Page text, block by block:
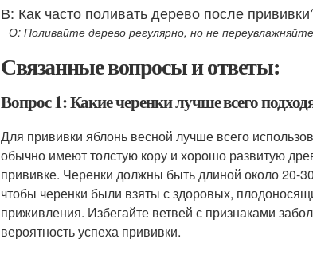
В: Как часто поливать дерево после
О: Поливайте дерево регулярно, но не
Связанные вопросы и ответы:
Вопрос 1: Какие черенки лучше всего
Для прививки яблонь весной лучше всего
обычно имеют толстую кору и хорошо развитую
прививке. Черенки должны быть длиной около 20-
чтобы черенки были взяты с здоровых,
приживления. Избегайте ветвей с признаками
вероятность успеха прививки.